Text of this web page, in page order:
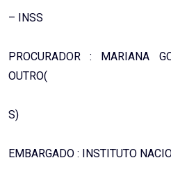
– INSS
PROCURADOR : MARIANA
OUTRO(
S)
EMBARGADO : INSTITUTO